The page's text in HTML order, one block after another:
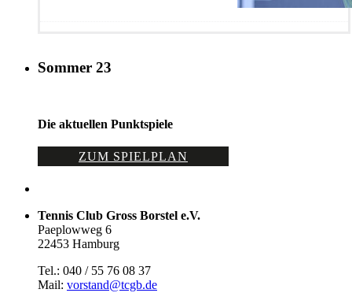
Sommer 23
Die aktuellen Punktspiele
ZUM SPIELPLAN
Tennis Club Gross Borstel e.V.
Paeplowweg 6
22453 Hamburg
Tel.: 040 / 55 76 08 37
Mail: vorstand@tcgb.de